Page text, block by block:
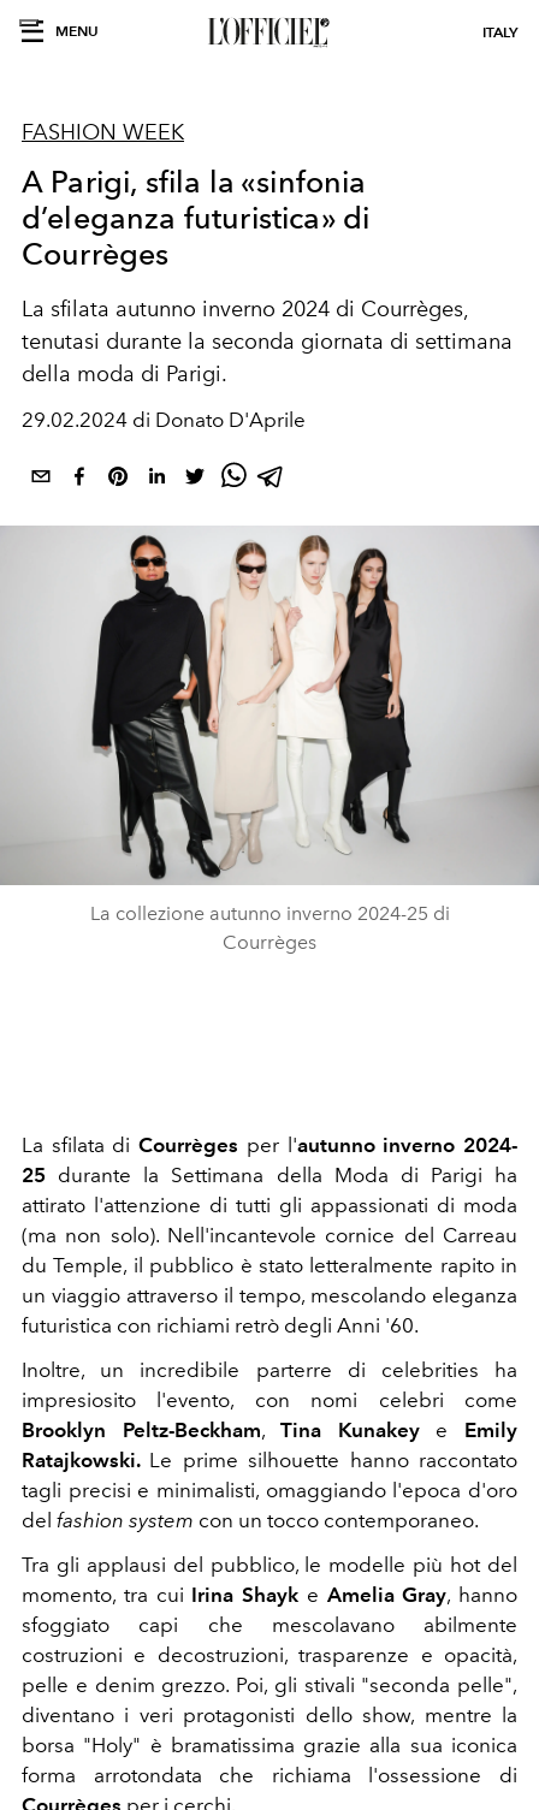
MENU ITALY
FASHION WEEK
A Parigi, sfila la «sinfonia
d’eleganza futuristica» di
Courrèges
La sfilata autunno inverno 2024 di Courrèges,
tenutasi durante la seconda giornata di settimana
della moda di Parigi.
29.02.2024 di Donato D'Aprile
La collezione autunno inverno 2024-25 di
Courrèges
La sfilata diCourrèges per l'autunno inverno 2024-
25 durante la Settimana della Moda di Parigi ha
attirato l'attenzione di tutti gli appassionati di moda
(ma non solo). Nell'incantevole cornice del Carreau
du Temple, il pubblico è stato letteralmente rapito in
un viaggio attraverso il tempo, mescolando eleganza
futuristica con richiami retrò degli Anni '60.
Inoltre, un incredibile parterre di celebrities ha
impresiosito l'evento, con nomi celebri come
Brooklyn Peltz-Beckham,Tina Kunakeye Emily
Ratajkowski. Le prime silhouette hanno raccontato
tagli precisi e minimalisti, omaggiando l'epoca d'oro
del fashion system con un tocco contemporaneo.
Tra gli applausi del pubblico, le modelle più hot del
momento, tra cui Irina Shayk e Amelia Gray, hanno
sfoggiato capi che mescolavano abilmente
costruzioni e decostruzioni, trasparenze e opacità,
pelle e denim grezzo. Poi, gli stivali "seconda pelle",
diventano i veri protagonisti dello show, mentre la
borsa "Holy" è bramatissima grazie alla sua iconica
forma arrotondata che richiama l'ossessione di
Courrèges per i cerchi.